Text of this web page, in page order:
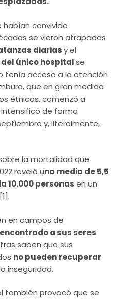
habían convivido
se vieron atrapadas
diariasy el
único hospitalse
tenía acceso a la atención
que en gran medida
étnicos, comenzó a
intensificó de forma
y, literalmente,
la mortalidad que
reveló una media de 5,5
10.000 personas en un
[1].
en campos de
a sus seres
saben que sus
no pueden recuperar
inseguridad.
también provocó que se